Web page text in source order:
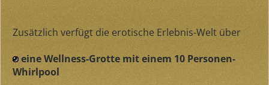
Zusätzlich verfügt die erotische Erlebnis-Welt über
eine Wellness-Grotte mit einem 10 Personen-
Whirlpool